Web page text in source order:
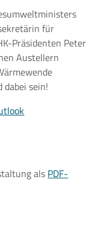
für
Präsidenten Peter
Austellern
sein!
als PDF-